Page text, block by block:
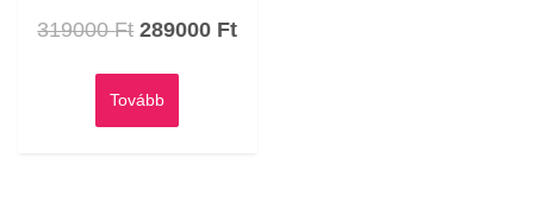
0
319000Ft Original
was:
319000 Ft.
289000 FtCurrent
Tovább